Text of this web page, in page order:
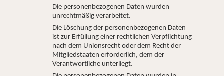
Die personenbezogenen Daten wurden
unrechtmäßig verarbeitet.
Die Löschung der personenbezogenen Daten
ist zur Erfüllung einer rechtlichen Verpflichtung
nach dem Unionsrecht oder dem Recht der
Mitgliedstaaten erforderlich, dem der
Verantwortliche unterliegt.